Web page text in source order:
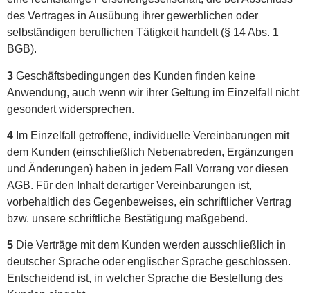
des Vertrages in Ausübung ihrer gewerblichen oder
selbständigen beruflichen Tätigkeit handelt (§ 14 Abs. 1
BGB).
3 Geschäftsbedingungen des Kunden finden keine
Anwendung, auch wenn wir ihrer Geltung im Einzelfall nicht
gesondert widersprechen.
4 Im Einzelfall getroffene, individuelle Vereinbarungen mit
dem Kunden (einschließlich Nebenabreden, Ergänzungen
und Änderungen) haben in jedem Fall Vorrang vor diesen
AGB. Für den Inhalt derartiger Vereinbarungen ist,
vorbehaltlich des Gegenbeweises, ein schriftlicher Vertrag
bzw. unsere schriftliche Bestätigung maßgebend.
5 Die Verträge mit dem Kunden werden ausschließlich in
deutscher Sprache oder englischer Sprache geschlossen.
Entscheidend ist, in welcher Sprache die Bestellung des